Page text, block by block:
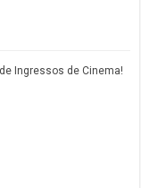
Ingressos de Cinema!